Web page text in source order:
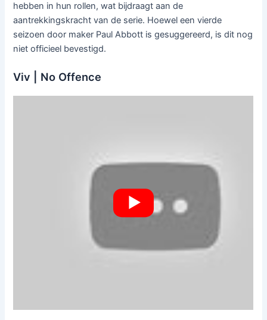
hebben in hun rollen, wat bijdraagt aan de
aantrekkingskracht van de serie. Hoewel een vierde
seizoen door maker Paul Abbott is gesuggereerd, is dit nog
niet officieel bevestigd.
Viv | No Offence